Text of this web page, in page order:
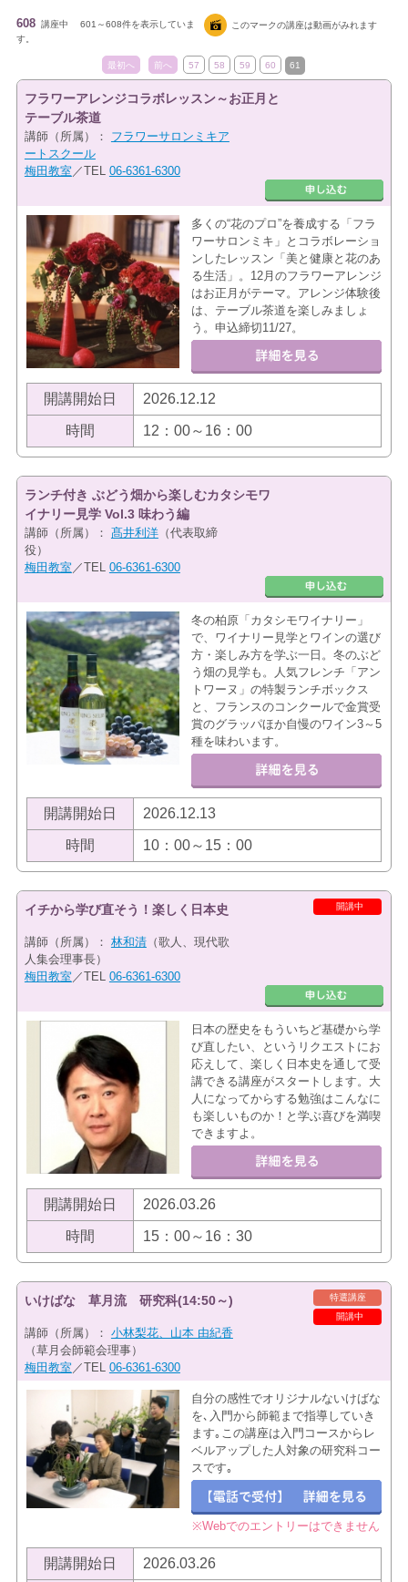
608 講座中
601～608件を表示していま
す。
このマークの講座は動画がみれます
最初へ 前へ 57 58 59 60 61
フラワーアレンジコラボレッスン～お正月と
テーブル茶道
講師（所属）： フラワーサロンミキア
ートスクール
梅田教室 ／TEL 06-6361-6300
多くの“花のプロ”を養成する「フラ
ワーサロンミキ」とコラボレーショ
ンしたレッスン「美と健康と花のあ
る生活」。12月のフラワーアレンジ
はお正月がテーマ。アレンジ体験後
は、テーブル茶道を楽しみましょ
う。申込締切11/27。
開講開始日 2026.12.12
時間 12：00～16：00
ランチ付き ぶどう畑から楽しむカタシモワ
イナリー見学 Vol.3 味わう編
講師（所属）： 髙井利洋（代表取締
役）
梅田教室 ／TEL 06-6361-6300
冬の柏原「カタシモワイナリー」
で、ワイナリー見学とワインの選び
方・楽しみ方を学ぶ一日。冬のぶど
う畑の見学も。人気フレンチ「アン
トワーヌ」の特製ランチボックス
と、フランスのコンクールで金賞受
賞のグラッパほか自慢のワイン3～5
種を味わいます。
開講開始日 2026.12.13
時間 10：00～15：00
開講中
イチから学び直そう！楽しく日本史
講師（所属）： 林和清（歌人、現代歌
人集会理事長）
梅田教室 ／TEL 06-6361-6300
日本の歴史をもういちど基礎から学
び直したい、というリクエストにお
応えして、楽しく日本史を通して受
講できる講座がスタートします。大
人になってからする勉強はこんなに
も楽しいものか！と学ぶ喜びを満喫
できますよ。
開講開始日 2026.03.26
時間 15：00～16：30
特選講座
開講中
いけばな 草月流 研究科(14:50～)
講師（所属）： 小林梨花、山本 由紀香
（草月会師範会理事）
梅田教室 ／TEL 06-6361-6300
自分の感性でオリジナルないけばな
を､入門から師範まで指導していき
ます｡この講座は入門コースからレ
ベルアップした人対象の研究科コー
スです｡
※Webでのエントリーはできません
開講開始日 2026.03.26